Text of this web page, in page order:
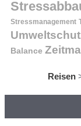
Stressmanagement
Balance
Reisen